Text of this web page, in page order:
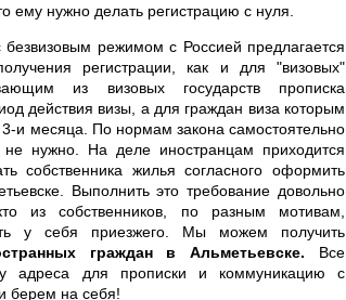
ему нужно делать регистрацию с нуля.
режимом с Россией предлагается
регистрации, как и для "визовых"
из визовых государств прописка
действия визы, а для граждан виза которым
и месяца. По нормам закона самостоятельно
не нужно. На деле иностранцам приходится
собственника жилья согласного оформить
Выполнить это требование довольно
из собственников, по разным мотивам,
у себя приезжего. Мы можем получить
граждан в Альметьевске. Все
адреса для прописки и коммуникацию с
берем на себя!